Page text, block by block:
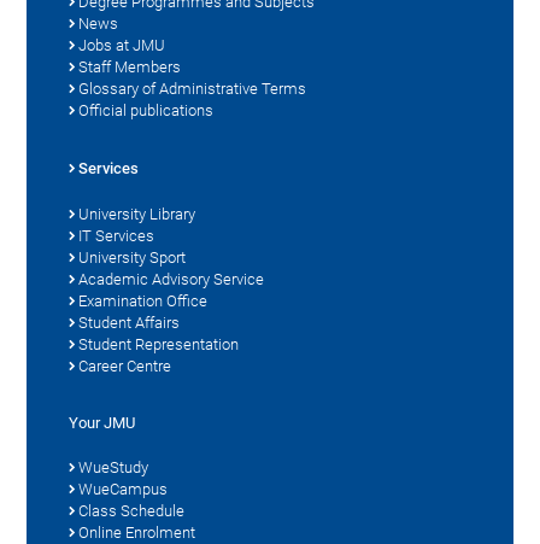
News
Jobs at JMU
Staff Members
Glossary of Administrative Terms
Official publications
Services
University Library
IT Services
University Sport
Academic Advisory Service
Examination Office
Student Affairs
Student Representation
Career Centre
Your JMU
WueStudy
WueCampus
Class Schedule
Online Enrolment